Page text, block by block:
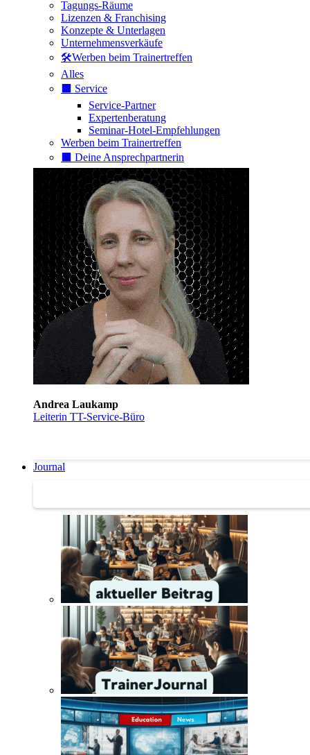
Tagungs-Räume
Lizenzen & Franchising
Konzepte & Unterlagen
Unternehmensverkäufe
🛠️Werben beim Trainertreffen
Alles
⬛️ Service
Service-Partner
Expertenberatung
Seminar-Hotel-Empfehlungen
Werben beim Trainertreffen
⬛️ Deine Ansprechpartnerin
Andrea Laukamp
Leiterin TT-Service-Büro
Journal